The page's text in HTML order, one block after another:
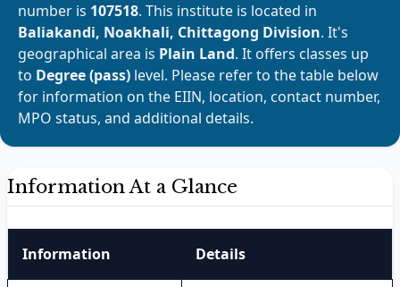
number is 107518. This institute is located in
Baliakandi, Noakhali, Chittagong Division. It's
geographical area is Plain Land. It offers classes up
to Degree (pass) level. Please refer to the table below
for information on the EIIN, location, contact number,
MPO status, and additional details.
Information At a Glance
Information Details